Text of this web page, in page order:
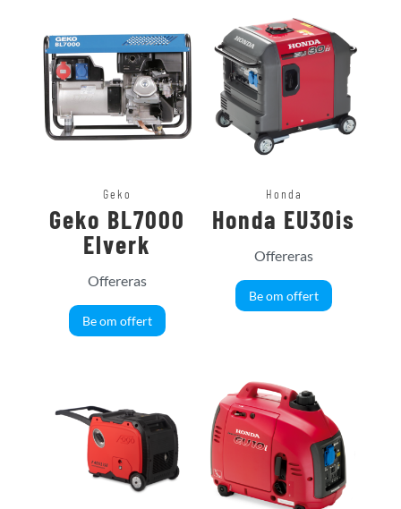
Geko
Geko BL7000
Elverk
Offereras
Be om offert
Honda
Honda EU30is
Offereras
Be om offert